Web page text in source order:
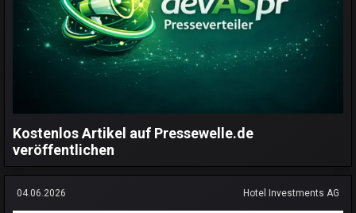
Kostenlos Artikel auf Pressewelle.de
veröffentlichen
04.06.2026 Hotel Investments AG